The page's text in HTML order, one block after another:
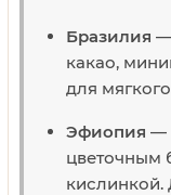
Бразилия —
какао,
для
Эфиопия —
цветочным
кислинкой.